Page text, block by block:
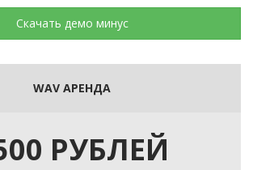
Скачать демо минус
WAV АРЕНДА
РУБЛЕЙ